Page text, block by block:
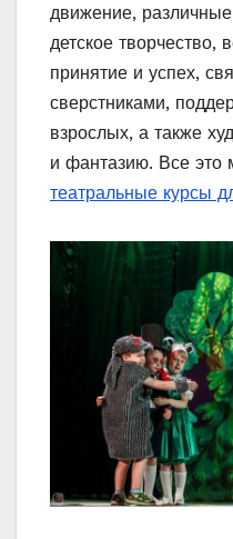
движение,
детское творчество,
принятие и успех,
сверстниками,
взрослых, а также
и фантазию. Все это
театральные курсы